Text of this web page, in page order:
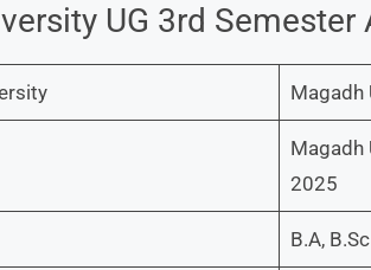
UG 3rd Semester
Magadh
Magadh
2025
B.A,